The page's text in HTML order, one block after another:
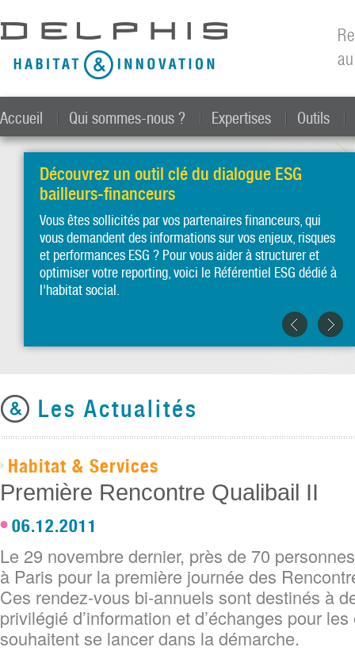
Accueil Qui sommes-nous ? Expertises Outils
Découvrez un outil clé du dialogue ESG
bailleurs-financeurs
Vous êtes sollicités par vos partenaires financeurs, qui
vous demandent des informations sur vos enjeux, risques
et performances ESG ? Pour vous aider à structurer et
optimiser votre reporting, voici le Référentiel ESG dédié à
l'habitat social.
Les Actualités
Habitat & Services
Première Rencontre Qualibail II
06.12.2011
Le 29 novembre dernier, près de 70
à Paris pour la première journée des
Ces rendez-vous bi-annuels sont destinés à
privilégié d’information et d’échanges pour
souhaitent se lancer dans la démarche.